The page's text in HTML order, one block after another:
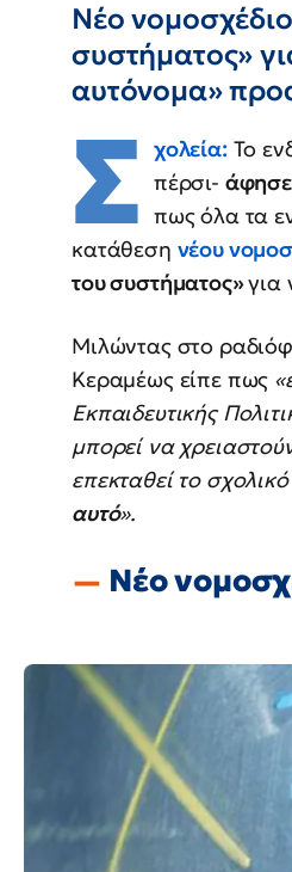
Νέο
συστήματος»
αυτόνομα»
Σ χολεία:Το
πέρσι- άφησε
πως όλα τα
κατάθεση νέου
του συστήματος»για
Μιλώντας στο
Κεραμέως είπε πως
Εκπαιδευτικής
μπορεί να
επεκταθεί το σχολικό
αυτό».
Νέο